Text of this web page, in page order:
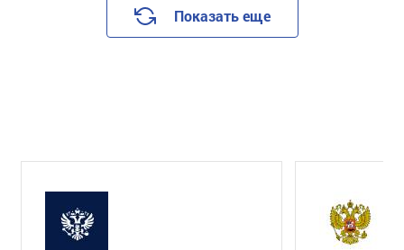
Показать еще